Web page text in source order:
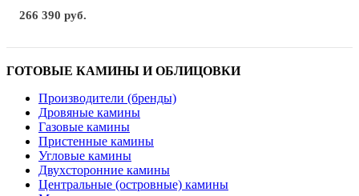
266 390 руб.
ГОТОВЫЕ КАМИНЫ И ОБЛИЦОВКИ
Производители (бренды)
Дровяные камины
Газовые камины
Пристенные камины
Угловые камины
Двухсторонние камины
Центральные (островные) камины